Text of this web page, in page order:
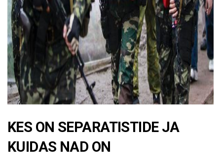
ad
KES ON SEPARATISTIDE JA
KUIDAS NAD ON